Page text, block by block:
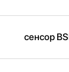
cенсор